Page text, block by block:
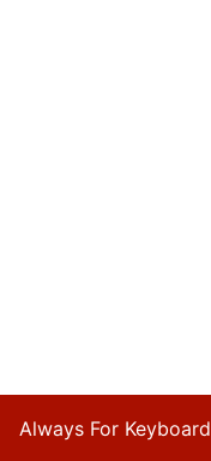
Always For Keyboard